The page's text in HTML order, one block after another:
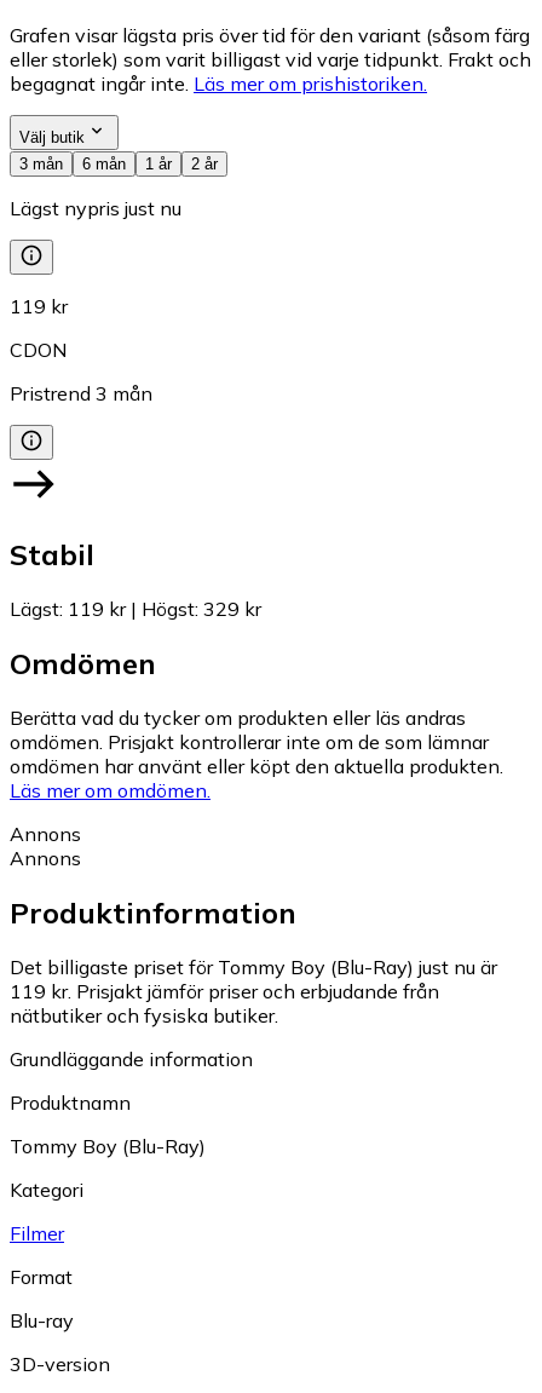
Grafen visar lägsta pris över tid för den variant (såsom färg
eller storlek) som varit billigast vid varje tidpunkt. Frakt och
begagnat ingår inte. Läs mer om prishistoriken.
Välj butik
3 mån
6 mån 1 år 2 år
Lägst nypris just nu
119 kr
CDON
Pristrend 3 mån
Stabil
Lägst: 119 kr| Högst: 329 kr
Omdömen
Berätta vad du tycker om produkten eller läs andras
omdömen. Prisjakt kontrollerar inte om de som lämnar
omdömen har använt eller köpt den aktuella produkten.
Läs mer om omdömen.
Annons
Annons
Produktinformation
Det billigaste priset för Tommy Boy (Blu-Ray) just nu är
119 kr. Prisjakt jämför priser och erbjudande från
nätbutiker och fysiska butiker.
Grundläggande information
Produktnamn
Tommy Boy (Blu-Ray)
Kategori
Filmer
Format
Blu-ray
3D-version